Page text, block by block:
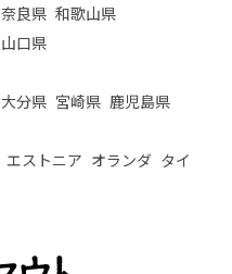
奈良県 和歌山県
山口県
大分県 宮崎県 鹿児島県
エストニア オランダ タイ